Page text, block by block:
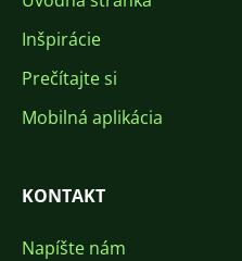
Inšpirácie
Prečítajte si
Mobilná aplikácia
KONTAKT
Napíšte nám